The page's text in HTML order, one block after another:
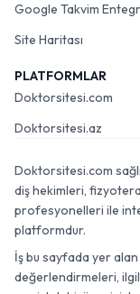
Google Takvim
Site Haritası
PLATFORMLAR
Doktorsitesi.com
Doktorsitesi.az
Doktorsitesi.com
diş hekimleri,
profesyonelleri ile
platformdur.
İş bu sayfada yer
değerlendirmeleri,